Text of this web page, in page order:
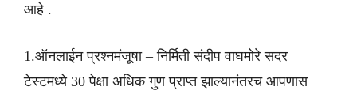
आहे .
1.ऑनलाईन प्रश्नमंजूषा – निर्मिती संदीप वाघमोरे सदर
टेस्टमध्ये 30 पेक्षा अधिक गुण प्राप्त झाल्यानंतरच आपणास